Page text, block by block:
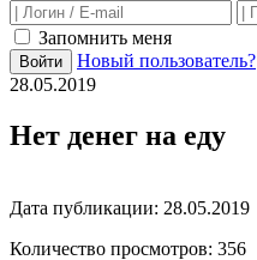
Запомнить меня
Войти
Новый пользователь?
28.05.2019
Нет денег на еду
Дата публикации: 28.05.2019
Количество просмотров: 356